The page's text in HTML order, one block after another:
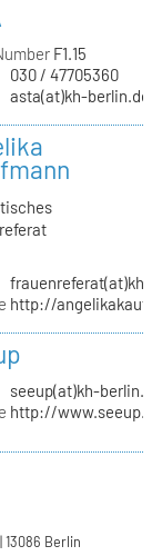
F1.15
030 / 47705360
asta(at)kh-berlin.de
http://
seeup(at)kh-
http://
Berlin